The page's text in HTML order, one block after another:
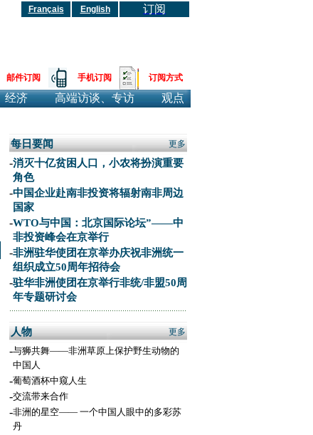
Français English 订阅
邮件订阅 手机订阅 订阅方式
经济 高端访谈、专访 观点
每日要闻 更多
-消灭十亿贫困人口，小农将扮演重要
角色
-中国企业赴南非投资将辐射南非周边
国家
-WTO与中国：北京国际论坛”——中
非投资峰会在京举行
-非洲驻华使团在京举办庆祝非洲统一
组织成立50周年招待会
-驻华非洲使团在京举行非统/非盟50周
年专题研讨会
人物 更多
-与狮共舞——非洲草原上保护野生动物的
中国人
-葡萄酒杯中窥人生
-交流带来合作
-非洲的星空—— 一个中国人眼中的多彩苏
丹